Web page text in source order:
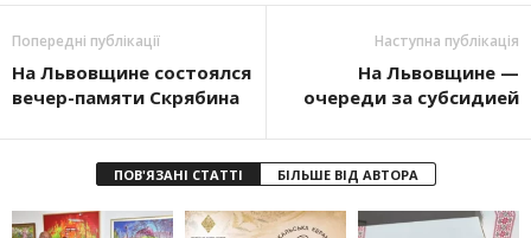
Попередні публікації
На Львовщине состоялся
вечер-памяти Скрябина
Наступна публікація
На Львовщине —
очереди за субсидией
ПОВ'ЯЗАНІ СТАТТІ БІЛЬШЕ ВІД АВТОРА